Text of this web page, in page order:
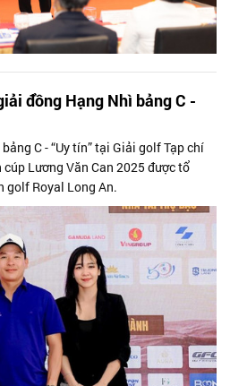
đồng Hạng Nhì bảng C -
C - “Uy tín” tại Giải golf Tạp chí
cúp Lương Văn Can 2025 được tổ
Royal Long An.